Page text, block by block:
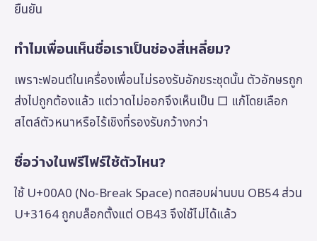
ยืนยัน
ทำไมเพื่อนเห็นชื่อเราเป็นช่องสี่เหลี่ยม?
เพราะฟอนต์ในเครื่องเพื่อนไม่รองรับอักขระชุดนั้น ตัวอักษรถูก
ส่งไปถูกต้องแล้ว แต่วาดไม่ออกจึงเห็นเป็น □ แก้โดยเลือก
สไตล์ตัวหนาหรือไร้เชิงที่รองรับกว้างกว่า
ชื่อว่างในฟรีไฟร์ใช้ตัวไหน?
ใช้ U+00A0 (No-Break Space) ทดสอบผ่านบน OB54 ส่วน
U+3164 ถูกบล็อกตั้งแต่ OB43 จึงใช้ไม่ได้แล้ว